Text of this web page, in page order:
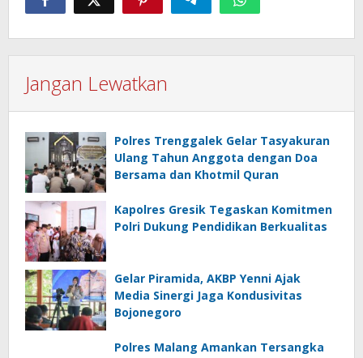
Jangan Lewatkan
Polres Trenggalek Gelar Tasyakuran
Ulang Tahun Anggota dengan Doa
Bersama dan Khotmil Quran
Kapolres Gresik Tegaskan Komitmen
Polri Dukung Pendidikan Berkualitas
Gelar Piramida, AKBP Yenni Ajak
Media Sinergi Jaga Kondusivitas
Bojonegoro
Polres Malang Amankan Tersangka